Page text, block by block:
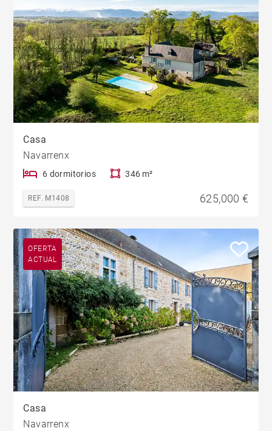
Casa
Navarrenx
6 dormitorios 346 m²
REF. M1408 625,000 €
OFERTA
ACTUAL
Casa
Navarrenx